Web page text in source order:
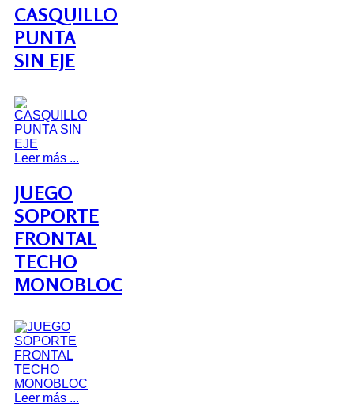
CASQUILLO
PUNTA
SIN EJE
Leer más ...
JUEGO
SOPORTE
FRONTAL
TECHO
MONOBLOC
Leer más ...